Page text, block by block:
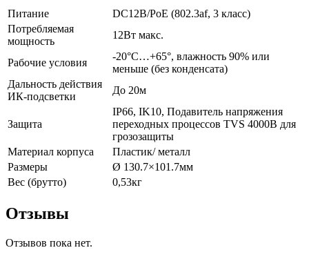
Питание
DC12В/PoE (802.3af, 3 класс)
Потребляемая
мощность
12Вт макс.
Рабочие условия
-20°C…+65°, влажность 90% или
меньше (без конденсата)
Дальность действия
ИК-подсветки
До 20м
Защита
IP66, IK10, Подавитель напряжения
переходных процессов TVS 4000В для
грозозащиты
Материал корпуса
Пластик/ металл
Размеры
Ø 130.7×101.7мм
Вес (брутто)
0,53кг
Отзывы
Отзывов пока нет.